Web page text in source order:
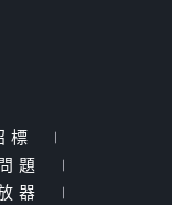
標
|
題
|
器
|